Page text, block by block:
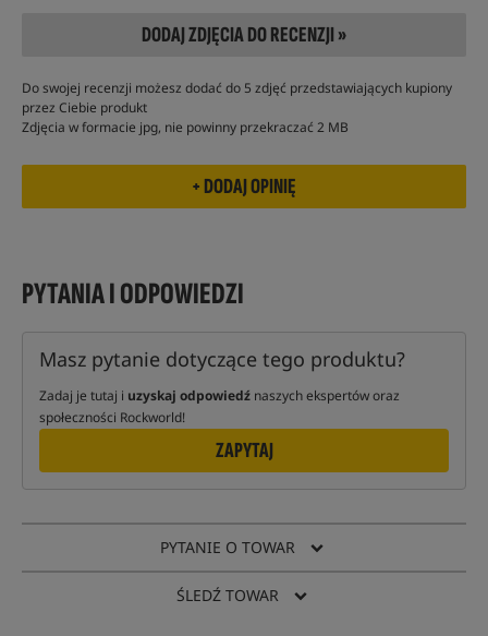
DODAJ ZDJĘCIA DO RECENZJI »
Do swojej recenzji możesz dodać do 5 zdjęć przedstawiających kupiony
przez Ciebie produkt
Zdjęcia w formacie jpg, nie powinny przekraczać 2 MB
PYTANIA I ODPOWIEDZI
Masz pytanie dotyczące tego produktu?
Zadaj je tutaj i uzyskaj odpowiedź naszych ekspertów oraz
społeczności Rockworld!
ZAPYTAJ
PYTANIE O TOWAR
ŚLEDŹ TOWAR